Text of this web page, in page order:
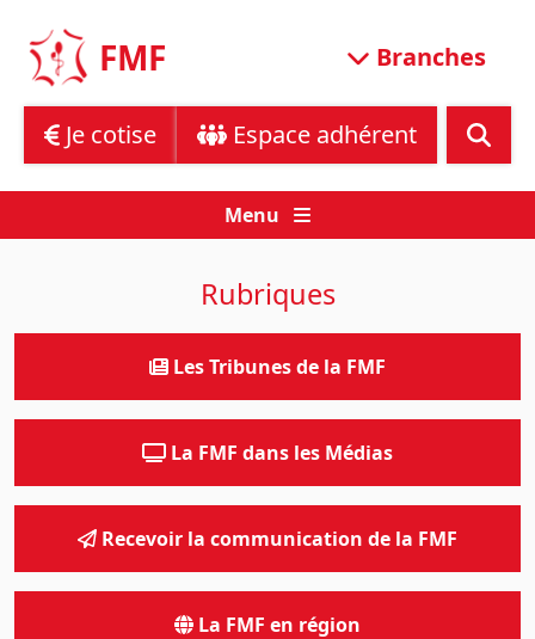
content
FMF Branches
Je cotise Espace adhérent
Menu
Rubriques
Les Tribunes de la FMF
La FMF dans les Médias
Recevoir la communication de la FMF
La FMF en région